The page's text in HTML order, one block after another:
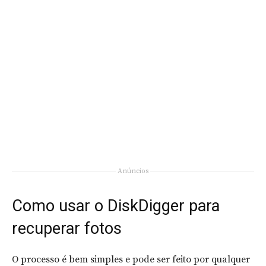
Anúncios
Como usar o DiskDigger para
recuperar fotos
O processo é bem simples e pode ser feito por qualquer